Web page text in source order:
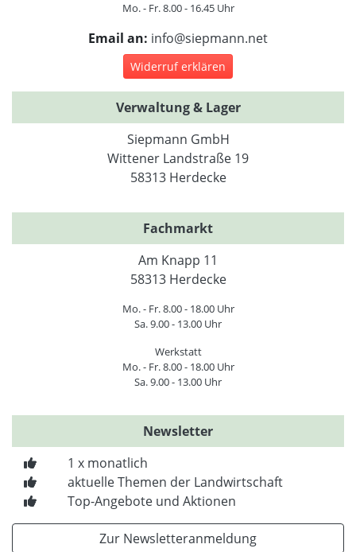
Mo. - Fr. 8.00 - 16.45 Uhr
Email an: info@siepmann.net
Widerruf erklären
Verwaltung & Lager
Siepmann GmbH
Wittener Landstraße 19
58313 Herdecke
Fachmarkt
Am Knapp 11
58313 Herdecke
Mo. - Fr. 8.00 - 18.00 Uhr
Sa. 9.00 - 13.00 Uhr
Werkstatt
Mo. - Fr. 8.00 - 18.00 Uhr
Sa. 9.00 - 13.00 Uhr
Newsletter
1 x monatlich
aktuelle Themen der Landwirtschaft
Top-Angebote und Aktionen
Zur Newsletteranmeldung